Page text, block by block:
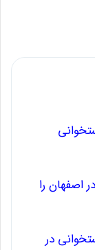
اصفهان را
در